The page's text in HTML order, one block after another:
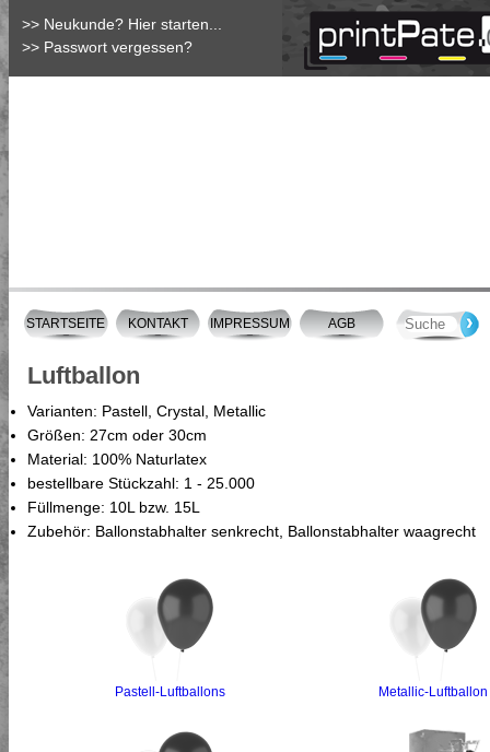
>> Neukunde? Hier starten...
>> Passwort vergessen?
STARTSEITE KONTAKT IMPRESSUM AGB
Luftballon
Varianten: Pastell, Crystal, Metallic
Größen: 27cm oder 30cm
Material: 100% Naturlatex
bestellbare Stückzahl: 1 - 25.000
Füllmenge: 10L bzw. 15L
Zubehör: Ballonstabhalter senkrecht, Ballonstabhalter waagrecht
Pastell-Luftballons Metallic-Luftballon